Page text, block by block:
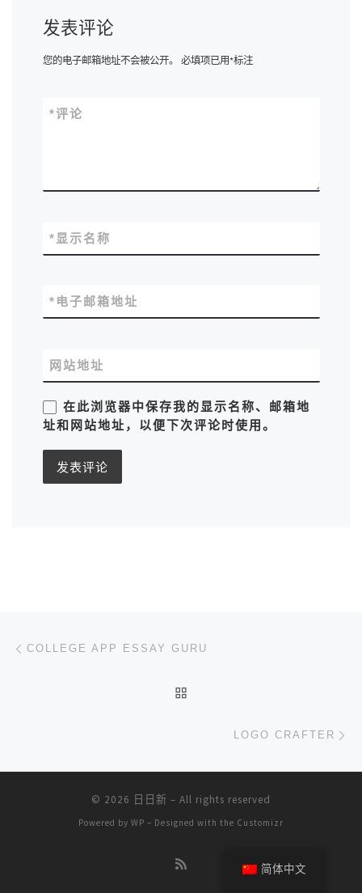
发表评论
您的电子邮箱地址不会被公开。 必填项已用*标注
评论
*
显示名称
*
电子邮箱地址
*
网站地址
在此浏览器中保存我的显示名称、邮箱地
址和网站地址，以便下次评论时使用。
文章导航
COLLEGE APP ESSAY GURU
LOGO CRAFTER
© 2026 日日新 – All rights reserved
Powered by WP – Designed with the Customizr
简体中文